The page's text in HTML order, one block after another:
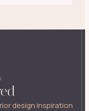
design inspiration